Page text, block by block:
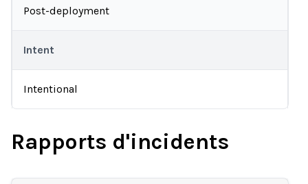
Post-deployment
Intent
Intentional
Rapports d'incidents